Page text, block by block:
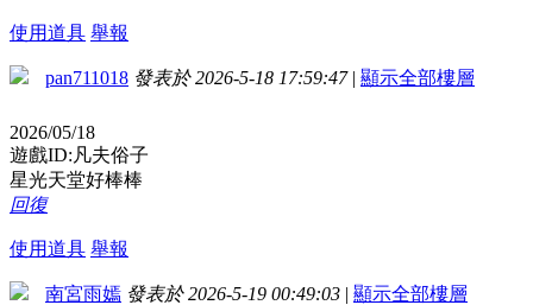
使用道具 舉報
pan711018 發表於 2026-5-18 17:59:47 | 顯示全部樓層
2026/05/18
遊戲ID:凡夫俗子
星光天堂好棒棒
回復
使用道具 舉報
南宮雨嫣 發表於 2026-5-19 00:49:03 | 顯示全部樓層